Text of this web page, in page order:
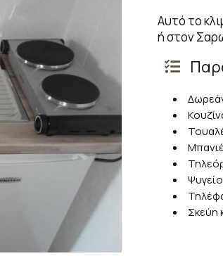
Αυτό το
ή στον
Ψυγείο
Σκεύη